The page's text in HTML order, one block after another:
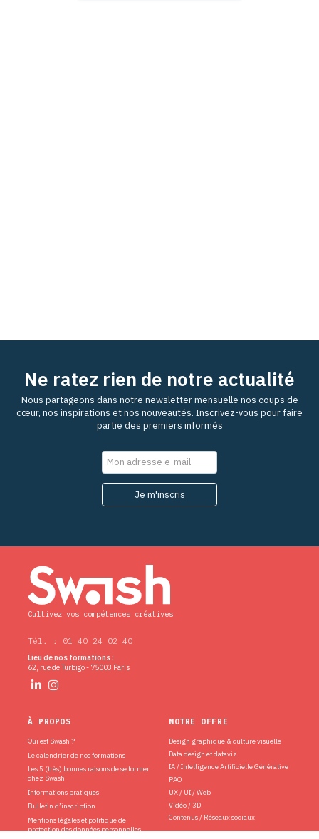
Ne ratez rien de notre actualité
Nous partageons dans notre newsletter mensuelle nos coups de
cœur, nos inspirations et nos nouveautés. Inscrivez-vous pour faire
partie des premiers informés
Cultivez vos compétences créatives
Tél. : 01 40 24 02 40
Lieu de nos formations :
62, rue de Turbigo - 75003 Paris
À PROPOS
Qui est Swash ?
Le calendrier de nos formations
Les 5 (très) bonnes raisons de se former
chez Swash
Informations pratiques
Bulletin d’inscription
Mentions légales et politique de
protection des données personnelles
NOTRE OFFRE
Design graphique & culture visuelle
Data design et dataviz
IA / Intelligence Artificielle Générative
PAO
UX / UI / Web
Vidéo / 3D
Contenus / Réseaux sociaux